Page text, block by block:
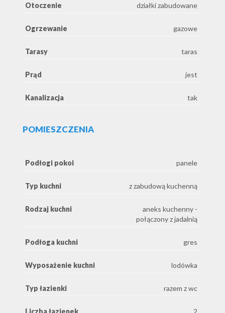
Otoczenie działki zabudowane
Ogrzewanie gazowe
Tarasy taras
Prąd jest
Kanalizacja tak
POMIESZCZENIA
Podłogi pokoi panele
Typ kuchni z zabudową kuchenną
Rodzaj kuchni
aneks kuchenny -
połączony z jadalnią
Podłoga kuchni gres
Wyposażenie kuchni lodówka
Typ łazienki razem z wc
Liczba łazienek 2